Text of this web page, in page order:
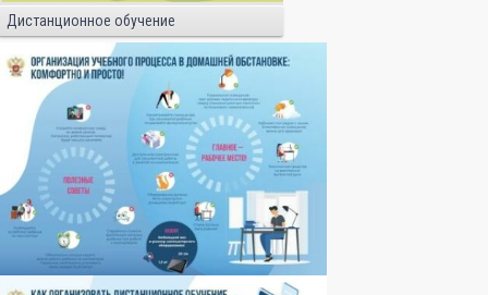
Дистанционное обучение